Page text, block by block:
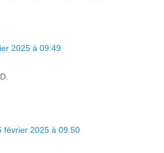
2025 à 09:49
février 2025 à 09:50